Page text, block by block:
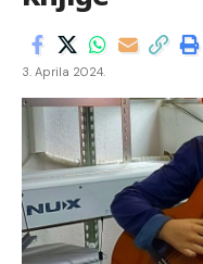
3. Aprila 2024.